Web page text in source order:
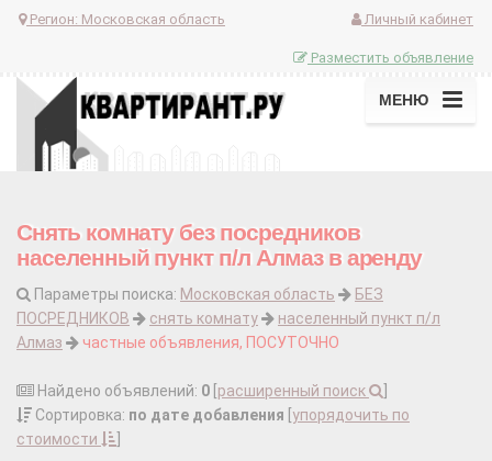
Регион: Московская область Личный кабинет
Разместить объявление
МЕНЮ
Снять комнату без посредников
населенный пункт п/л Алмаз в аренду
Параметры поиска: Московская область
БЕЗ
ПОСРЕДНИКОВ
снять комнату
населенный пункт п/л
Алмаз
частные объявления, ПОСУТОЧНО
Найдено объявлений: 0 расширенный поиск
Сортировка: по дате добавления упорядочить по
стоимости